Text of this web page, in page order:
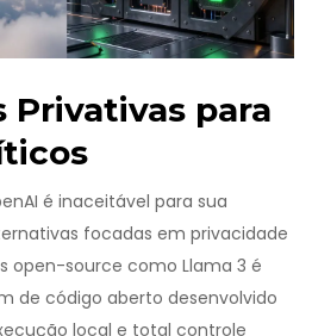
para
é inaceitável para sua
focadas em privacidade
open-source como Llama 3 é
de código aberto desenvolvido
local e total controle